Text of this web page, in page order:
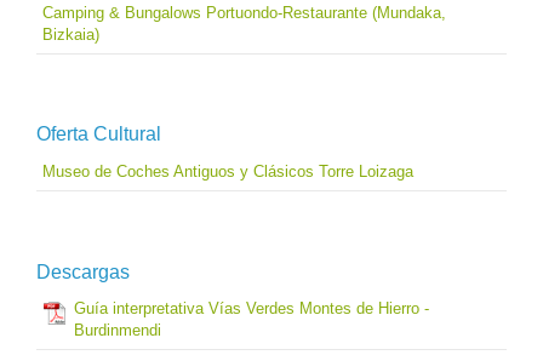
Camping & Bungalows Portuondo-Restaurante (Mundaka,
Bizkaia)
Oferta Cultural
Museo de Coches Antiguos y Clásicos Torre Loizaga
Descargas
Guía interpretativa Vías Verdes Montes de Hierro -
Burdinmendi